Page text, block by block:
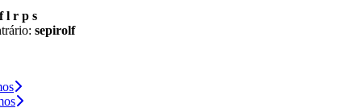
f l r p s
sepirolf